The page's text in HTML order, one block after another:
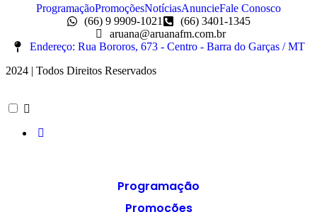
ProgramaçãoPromoçõesNotíciasAnuncieFale Conosco
(66) 9 9909-1021
(66) 3401-1345
aruana@aruanafm.com.br
Endereço: Rua Bororos, 673 - Centro - Barra do Garças / MT
2024 | Todos Direitos Reservados
Programação
Promoções